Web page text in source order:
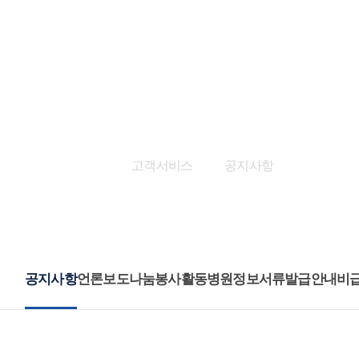
고객서비스 공지사항
공지사항언론보도나눔봉사활동병원정보서류발급안내비